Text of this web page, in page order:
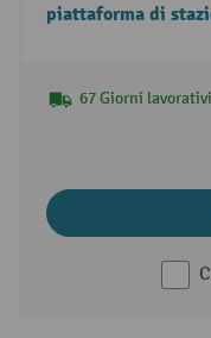
piattaforma di
67 Giorni